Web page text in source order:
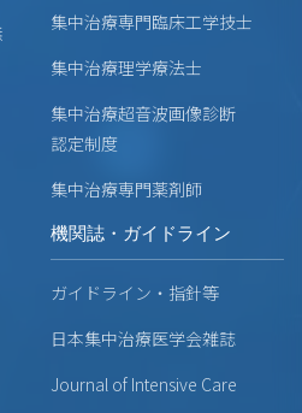
集中治療専門臨床工学技士
集中治療理学療法士
集中治療超音波画像診断
認定制度
集中治療専門薬剤師
機関誌・ガイドライン
ガイドライン・指針等
日本集中治療医学会雑誌
Journal of Intensive Care